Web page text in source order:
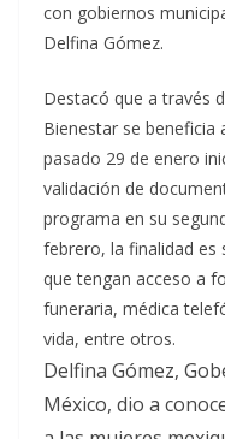
con gobiernos
Delfina Gómez.
Destacó que a través
Bienestar se beneficia
pasado 29 de enero
validación de
programa en su
febrero, la finalidad es
que tengan acceso a
funeraria, médica
vida, entre otros.
Delfina Gómez,
México, dio a